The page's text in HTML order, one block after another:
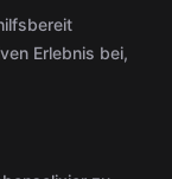
Erlebnis bei,